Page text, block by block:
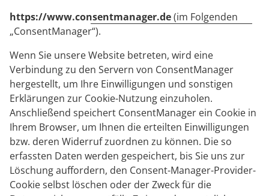
https://www.consentmanager.de(im Folgenden
„ConsentManager“).
Wenn Sie unsere Website betreten, wird eine
Verbindung zu den Servern von ConsentManager
hergestellt, um Ihre Einwilligungen und sonstigen
Erklärungen zur Cookie-Nutzung einzuholen.
Anschließend speichert ConsentManager ein Cookie in
Ihrem Browser, um Ihnen die erteilten Einwilligungen
bzw. deren Widerruf zuordnen zu können. Die so
erfassten Daten werden gespeichert, bis Sie uns zur
Löschung auffordern, den Consent-Manager-Provider-
Cookie selbst löschen oder der Zweck für die